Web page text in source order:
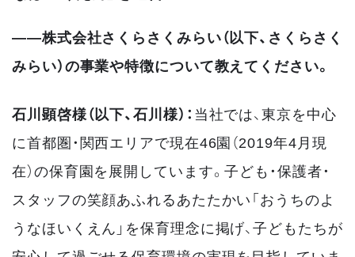
――株式会社さくらさくみらい（以下、さくらさく
みらい）の事業や特徴について教えてください。
石川顕啓様（以下、石川様）：当社では、東京を中心
に首都圏・関西エリアで現在46園（2019年4月現
在）の保育園を展開しています。子ども・保護者・
スタッフの笑顔あふれるあたたかい「おうちのよ
うなほいくえん」を保育理念に掲げ、子どもたちが